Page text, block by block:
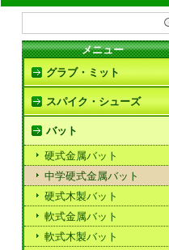
メニュー
グラブ・ミット
スパイク・シューズ
バット
硬式金属バット
中学硬式金属バット
硬式木製バット
軟式金属バット
軟式木製バット